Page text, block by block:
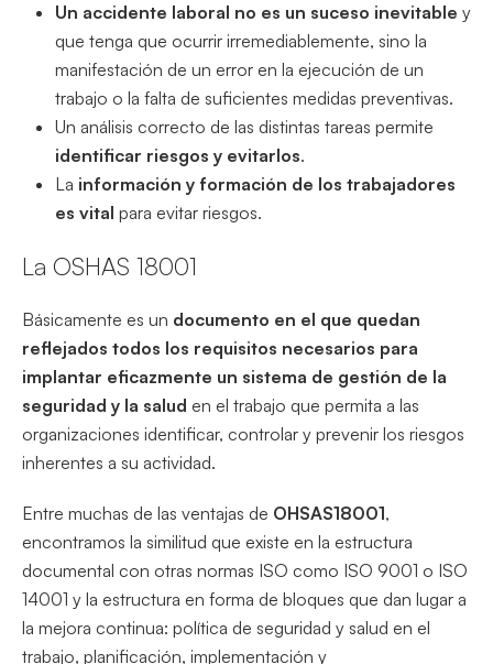
Un accidente laboral no es un suceso inevitable y
que tenga que ocurrir irremediablemente, sino la
manifestación de un error en la ejecución de un
trabajo o la falta de suficientes medidas preventivas.
Un análisis correcto de las distintas tareas permite
identificar riesgos y evitarlos.
La información y formación de los trabajadores
es vital para evitar riesgos.
La OSHAS 18001
Básicamente es un documento en el que quedan
reflejados todos los requisitos necesarios para
implantar eficazmente un sistema de gestión de la
seguridad y la salud en el trabajo que permita a las
organizaciones identificar, controlar y prevenir los riesgos
inherentes a su actividad.
Entre muchas de las ventajas de OHSAS18001,
encontramos la similitud que existe en la estructura
documental con otras normas ISO como ISO 9001 o ISO
14001 y la estructura en forma de bloques que dan lugar a
la mejora continua: política de seguridad y salud en el
trabajo, planificación, implementación y